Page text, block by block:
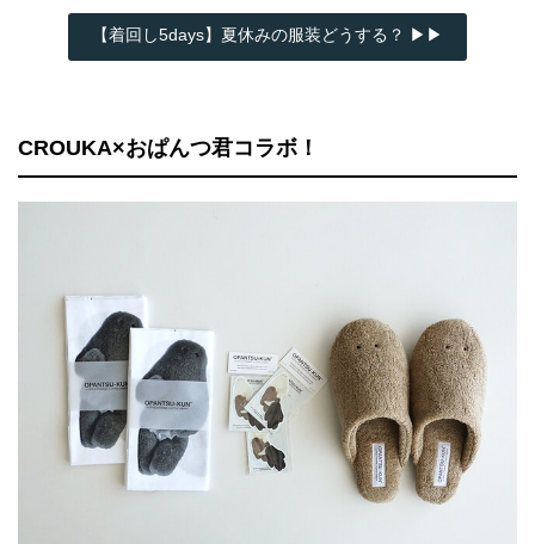
【着回し5days】夏休みの服装どうする？ ▶▶
CROUKA×おぱんつ君コラボ！